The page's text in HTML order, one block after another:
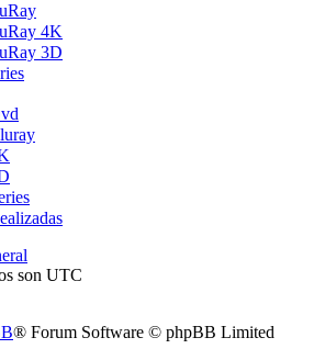
4K
3D
son UTC
® Forum Software © phpBB Limited